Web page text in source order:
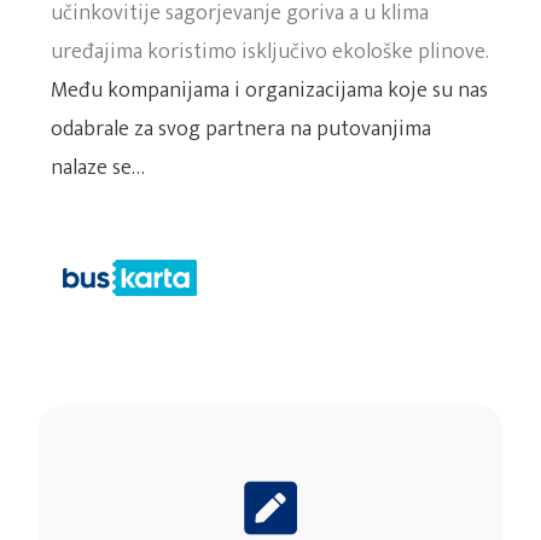
učinkovitije sagorjevanje goriva a u klima
uređajima koristimo isključivo ekološke plinove.
Među kompanijama i organizacijama koje su nas
odabrale za svog partnera na putovanjima
nalaze se…